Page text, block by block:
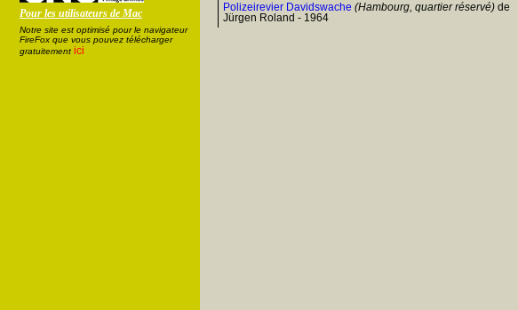
Pour les utilisateurs de Mac
Notre site est optimisé pour le navigateur
FireFox que vous pouvez télécharger
gratuitement ici
Polizeirevier Davidswache (Hambourg, quartier réservé) de
Jürgen Roland - 1964